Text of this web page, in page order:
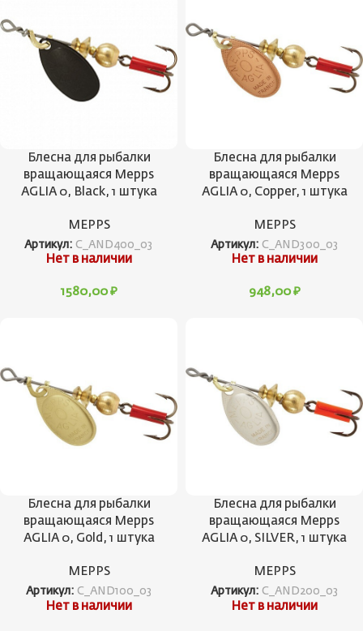
Блесна для рыбалки
вращающаяся Mepps
AGLIA 0, Black, 1 штука
MEPPS
Артикул: C_AND400_03
Нет в наличии
1580,00 ₽
Блесна для рыбалки
вращающаяся Mepps
AGLIA 0, Copper, 1 штука
MEPPS
Артикул: C_AND300_03
Нет в наличии
948,00 ₽
Блесна для рыбалки
вращающаяся Mepps
AGLIA 0, Gold, 1 штука
MEPPS
Артикул: C_AND100_03
Нет в наличии
Блесна для рыбалки
вращающаяся Mepps
AGLIA 0, SILVER, 1 штука
MEPPS
Артикул: C_AND200_03
Нет в наличии